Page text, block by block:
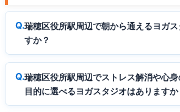
瑞穂区役所駅周辺で朝から通えるヨガス
すか？
瑞穂区役所駅周辺でストレス解消や心
目的に選べるヨガスタジオはありますか